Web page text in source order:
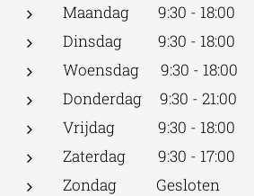
Maandag 9:30 - 18:00
Dinsdag 9:30 - 18:00
Woensdag 9:30 - 18:00
Donderdag 9:30 - 21:00
Vrijdag 9:30 - 18:00
Zaterdag 9:30 - 17:00
Zondag Gesloten